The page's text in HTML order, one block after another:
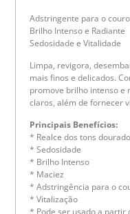
Adstringente para o
Brilho Intenso e Radiante
Sedosidade e Vitalidade
Limpa, revigora,
mais finos e delicados.
promove brilho intenso e
claros, além de fornecer
Principais Benefícios:
* Realce dos tons
* Sedosidade
* Brilho Intenso
* Maciez
* Adstringência para o
* Vitalização